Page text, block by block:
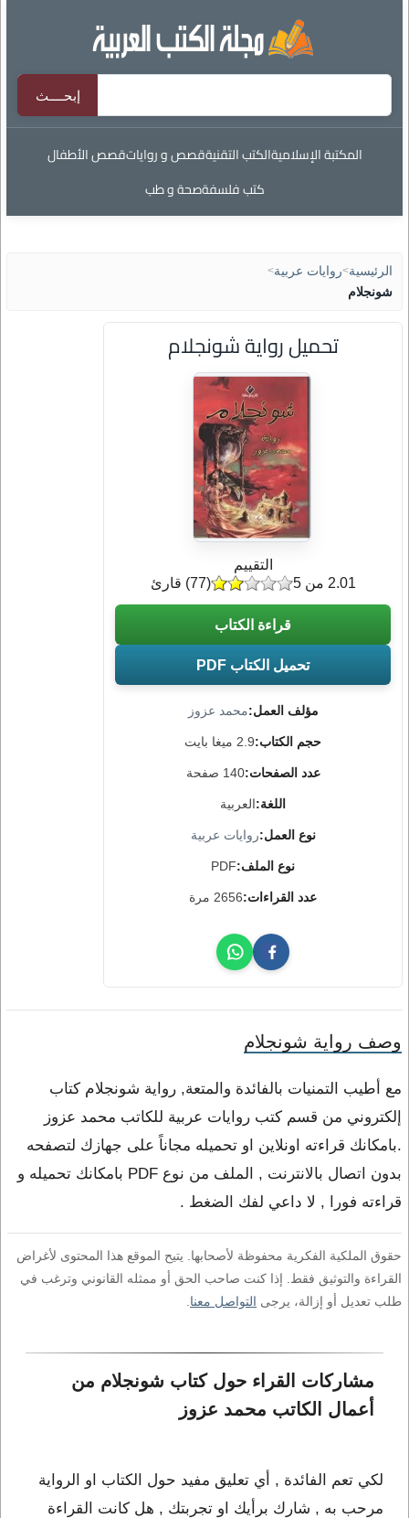
المكتبة الإسلاميةالكتب التقنيةقصص و رواياتقصص الأطفال
كتب فلسفةصحة و طب
الرئيسية>روايات عربية>
شونجلام
تحميل رواية شونجلام
مؤلف العمل:محمد عزوز
حجم الكتاب:2.9 ميغا بايت
عدد الصفحات:140 صفحة
اللغة:العربية
نوع العمل:روايات عربية
نوع الملف:PDF
عدد القراءات:2656 مرة
التقييم
(
77) قارئ 2.01 من 5
قراءة الكتاب
تحميل الكتاب PDF
وصف رواية شونجلام
مع أطيب التمنيات بالفائدة والمتعة, رواية شونجلام كتاب
إلكتروني من قسم كتب روايات عربية للكاتب محمد عزوز
.بامكانك قراءته اونلاين او تحميله مجاناً على جهازك لتصفحه
بدون اتصال بالانترنت , الملف من نوع PDF بامكانك تحميله و
قراءته فورا , لا داعي لفك الضغط .
حقوق الملكية الفكرية محفوظة لأصحابها. يتيح الموقع هذا المحتوى لأغراض
القراءة والتوثيق فقط. إذا كنت صاحب الحق أو ممثله القانوني وترغب في
طلب تعديل أو إزالة، يرجى التواصل معنا
مشاركات القراء حول كتاب شونجلام من
أعمال الكاتب محمد عزوز
لكي تعم الفائدة , أي تعليق مفيد حول الكتاب او الرواية
مرحب به , شارك برأيك او تجربتك , هل كانت القراءة